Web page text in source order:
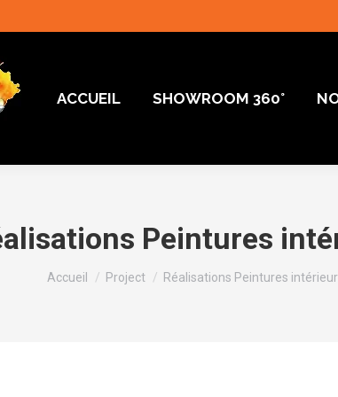
ACCUEIL SHOWROOM 360°
Peintures
Vous êtes ici :
Accueil Project Réalisations Peintures